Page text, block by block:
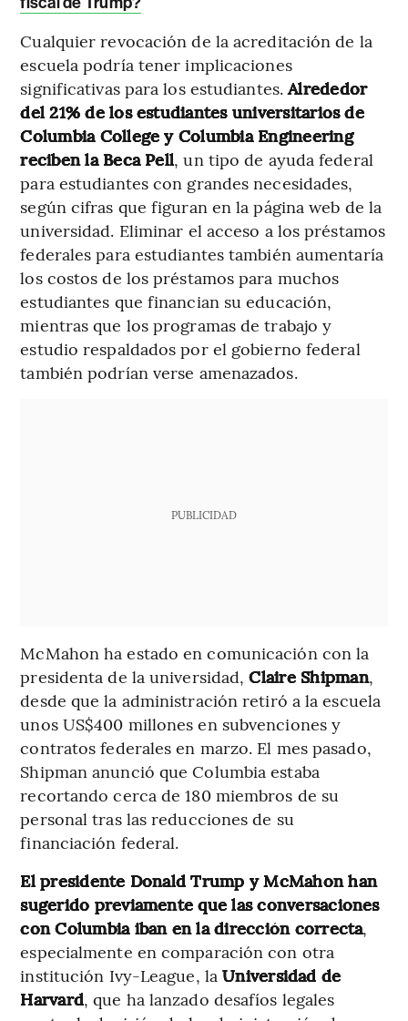
Cualquier revocación de la acreditación de la
escuela podría tener implicaciones
significativas para los estudiantes.Alrededor
del 21% de los estudiantes universitarios de
Columbia College y Columbia Engineering
reciben la Beca Pell, un tipo de ayuda federal
para estudiantes con grandes necesidades,
según cifras que figuran en la página web de la
universidad. Eliminar el acceso a los préstamos
federales para estudiantes también aumentaría
los costos de los préstamos para muchos
estudiantes que financian su educación,
mientras que los programas de trabajo y
estudio respaldados por el gobierno federal
también podrían verse amenazados.
PUBLICIDAD
McMahon ha estado en comunicación con la
presidenta de la universidad,Claire Shipman,
desde que la administración retiró a la escuela
unos US$400 millones en subvenciones y
contratos federales en marzo. El mes pasado,
Shipman anunció que Columbia estaba
recortando cerca de 180 miembros de su
personal tras las reducciones de su
financiación federal.
El presidente Donald Trump y McMahon han
sugerido previamente que las conversaciones
con Columbia iban en la dirección correcta,
especialmente en comparación con otra
institución Ivy-League, laUniversidad de
Harvard, que ha lanzado desafíos legales